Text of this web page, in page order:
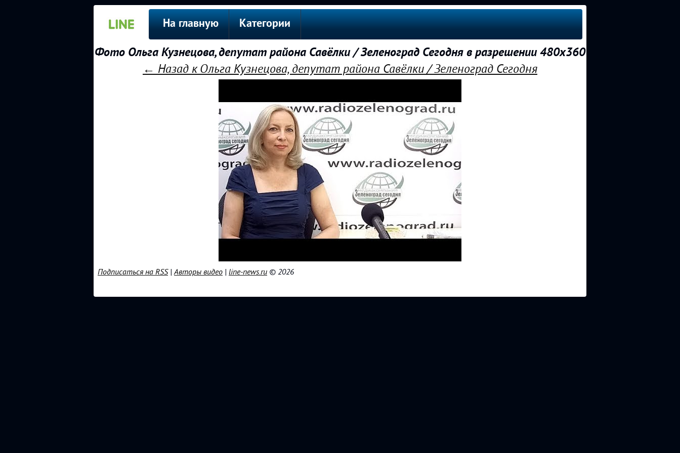
На главную Категории
Фото Ольга Кузнецова, депутат района Савёлки / Зеленоград Сегодня в разрешении 480x360
← Назад к Ольга Кузнецова, депутат района Савёлки / Зеленоград Сегодня
Подписаться на RSS|Авторы видео | line-news.ru © 2026